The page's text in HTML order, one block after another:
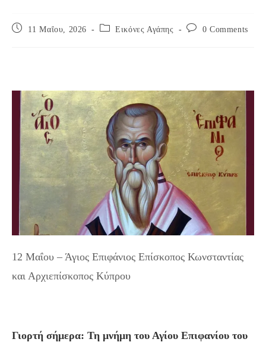
Post
11 Μαΐου, 2026
Post Εικόνες Αγάπης
Post 0 Comments
12 Μαΐου – Άγιος Επιφάνιος Επίσκοπος Κωνσταντίας
και Αρχιεπίσκοπος Κύπρου
Γιορτή σήμερα: Τη μνήμη του Αγίου Επιφανίου του